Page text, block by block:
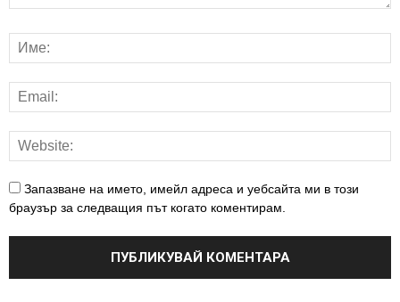
Запазване на името, имейл адреса и уебсайта ми в този
браузър за следващия път когато коментирам.